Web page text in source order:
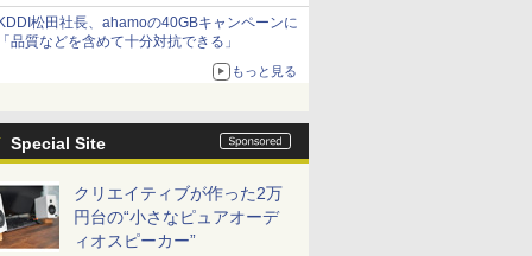
ップの落とし穴と楽天モバイルの課題
松田社長、ahamoの40GBキャンペーンに
品質などを含めて十分対抗できる」
もっと見る
Special Site
クリエイティブが作った2万
円台の“小さなピュアオーデ
ィオスピーカー”